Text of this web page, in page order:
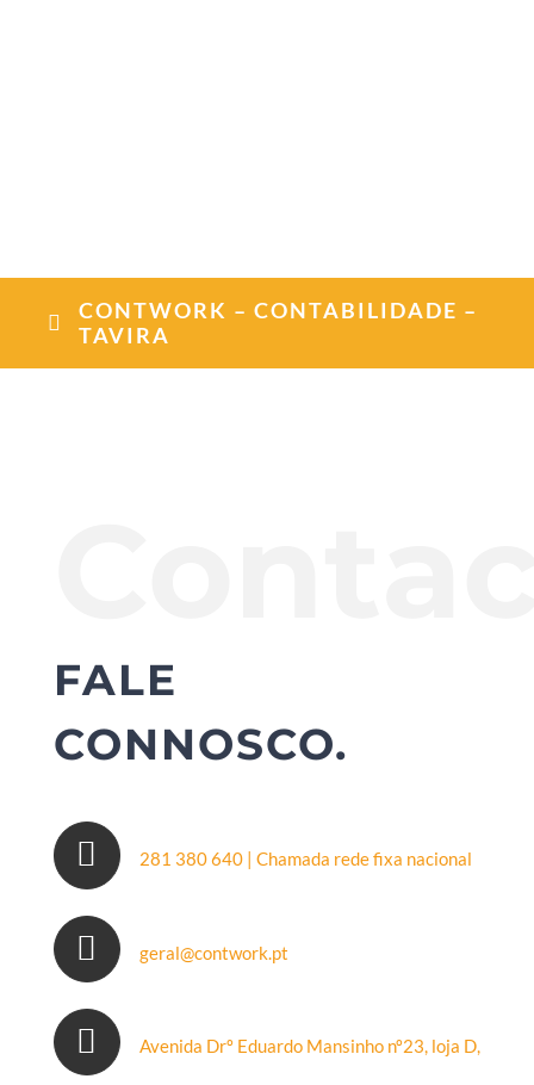
CONTWORK – CONTABILIDADE –
TAVIRA
FALE
CONNOSCO.
281 380 640 | Chamada rede fixa nacional
geral@contwork.pt
Avenida Drº Eduardo Mansinho nº23, loja D,